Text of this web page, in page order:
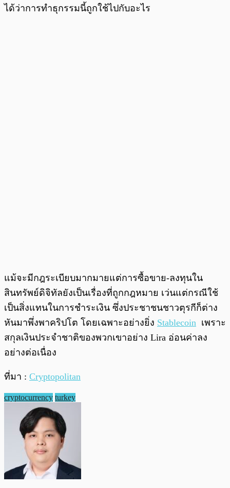
ได้ว่าการทำธุกรรมนี้ถูกใช้ไปกับอะไร
แม้จะมีกฎระเบียบมากมายแต่การซื้อขาย-ลงทุนใน
สินทรัพย์ดิจิทัลยังเป็นเรื่องที่ถูกกฎหมาย เว่นแต่กรณีใช้
เป็นสิ่งแทนในการชำระเงิน ซึ่งประชาชนชาวตุรกีก็ต่าง
หันมาพึ่งพาคริปโต โดยเฉพาะอย่างยิ่ง Stablecoin เพราะ
สกุลเงินประจำชาติของพวกเขาอย่าง Lira อ่อนค่าลง
อย่างต่อเนื่อง
ที่มา : Cryptopolitan
cryptocurrency turkey